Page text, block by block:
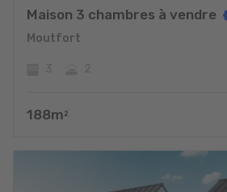
Maison 3 chambres à vendre
Moutfort
188m 2